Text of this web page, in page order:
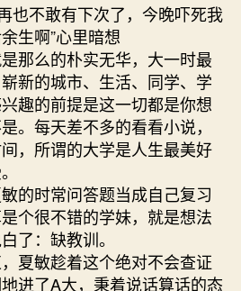
也不敢有下次了，今晚吓死我
生啊”心里暗想
那么的朴实无华，大一时最
新的城市、生活、同学、学
趣的前提是这一切都是你想
。每天差不多的看看小说，
，所谓的大学是人生最美好
的时常问答题当成自己复习
个很不错的学妹，就是想法
了：缺教训。
夏敏趁着这个绝对不会查证
进了A大，秉着说话算话的态